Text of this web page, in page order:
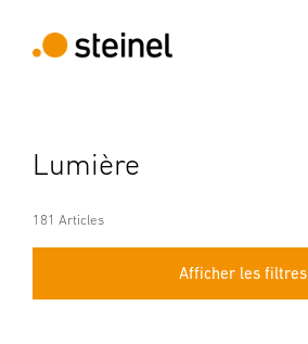
Recherche
Lumière
181 Articles
Afficher les filtres